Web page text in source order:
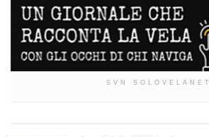
SVN SOLOVELANET